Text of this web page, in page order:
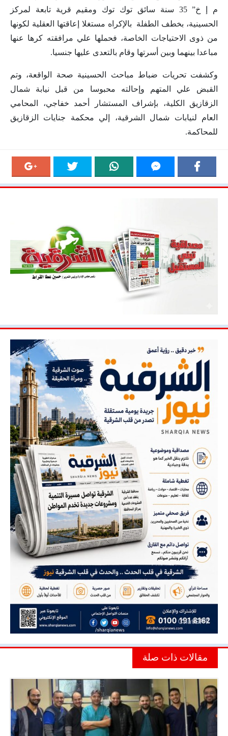
م إ خ” 35 سنة سائق توك توك ومقيم قرية تابعة لمركز
الحسينية، بخطف الطفلة بالإكراه مستغلا إعاقتها العقلية لكونها
من ذوى الاحتياجات الخاصة، فحملها علي مرافقته كرها عنها
مباعدا بينهما وبين أسرتها وقام بالتعدى عليها جنسيا.
وكشفت تحريات ضباط مباحث الحسينية صحة الواقعة، وتم
القبض علي المتهم وإحالته محبوسا من قبل نيابة شمال
الزقازيق الكلية، بإشراف المستشار أحمد خفاجي، المحامي
العام لنيابات شمال الشرقية، إلي محكمة جنايات الزقازيق
للمحاكمة.
مقالات ذات صلة